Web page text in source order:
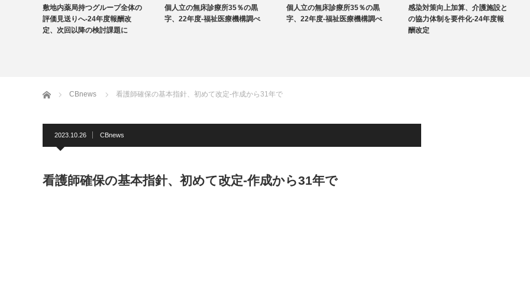
敷地内薬局持つグループ全体の
評価見送りへ-24年度報酬改
定、次回以降の検討課題に
個人立の無床診療所35％の黒
字、22年度-福祉医療機構調べ
個人立の無床診療所35％の黒
字、22年度-福祉医療機構調べ
感染対策向上加算、介護施設と
の協力体制を要件化-24年度報
酬改定
ホーム CBnews 看護師確保の基本指針、初めて改定-作成から31年で
2023.10.26 CBnews
看護師確保の基本指針、初めて改定-作成から31年で